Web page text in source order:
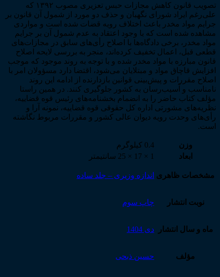
تصویب قانون کاهش مجازات حبس تعزیری مصوب ۱۳۹۲ که
علی‌رغم ایراد شورای نگهبان و حذف دو مورد از شمول آن قانون بر
جرایم مواد مخدر باعث اختلاف رویه قضات شده است و مواردی
مشاهده شده است که با وجود اعتقاد به عدم شمول آن بر جرایم
مواد مخدر، برخی دادگاه‌ها با اصلاح رأی‌های سابق در مجازات‌های
قطعی قبل، اعمال تخفیف کرده‌اند، منجر به بررسی لایحه اصلاح
قانون مبارزه با مواد مخدر شده و با توجه به روند موجود که موجب
افزایش قاچاق مواد و مبتلایان می‌شود، اقتضا دارد مسؤولان امر با
اصلاح مقررات و پیش‌بینی قوانین بازدارنده از ادامه این روند
نامناسب و آسیب‌رسان به کشور جلوگیری کنند. در همین راستا
مؤلف کتاب حاضر را به انضمام بخشنامه‌های رئیس قوه قضاییه،
نظریه‌های مشورتی اداره کل حقوقی قوه قضاییه، نمونه آرا و
رأی‌های وحدت رویه دیوان عالی کشور و مقررات مربوط نگاشته
است.
وزن
0.4 کیلوگرم
ابعاد
1 × 17 × 25 سانتیمتر
مشخصات ظاهری اندازه وزیری – جلد ساده
نوبت انتشار چاپ سوم
ماه و سال انتشار دی 1404
مؤلف حسین ذبحی